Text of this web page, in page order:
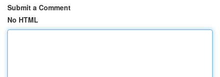
Submit a Comment
No HTML